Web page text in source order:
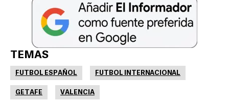
TEMAS
FUTBOL ESPAÑOL FUTBOL INTERNACIONAL
GETAFE VALENCIA